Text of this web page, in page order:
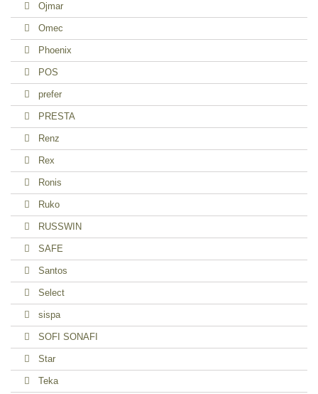
Ojmar
Omec
Phoenix
POS
prefer
PRESTA
Renz
Rex
Ronis
Ruko
RUSSWIN
SAFE
Santos
Select
sispa
SOFI SONAFI
Star
Teka